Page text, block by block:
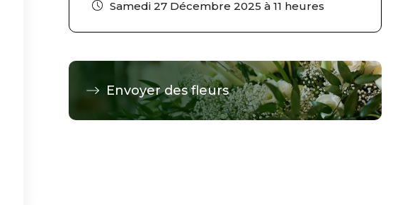
Samedi 27 Décembre 2025 à 11 heures
Envoyer des fleurs